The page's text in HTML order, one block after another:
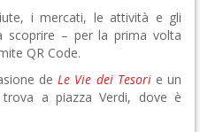
i mercati, le attività e gli
scoprire – per la prima volta
QR Code.
deLe Vie dei Tesorie un
a piazza Verdi, dove è